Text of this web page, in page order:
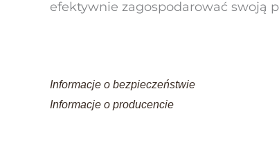
efektywnie zagospodarować swoją
Informacje o bezpieczeństwie
Informacje o producencie